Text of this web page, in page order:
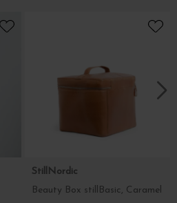
StillNordic
Beauty Box stillBasic, Caramel